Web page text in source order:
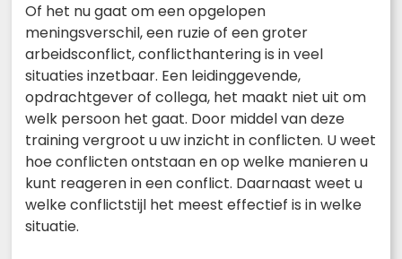
Of het nu gaat om een opgelopen
meningsverschil, een ruzie of een groter
arbeidsconflict, conflicthantering is in veel
situaties inzetbaar. Een leidinggevende,
opdrachtgever of collega, het maakt niet uit om
welk persoon het gaat. Door middel van deze
training vergroot u uw inzicht in conflicten. U weet
hoe conflicten ontstaan en op welke manieren u
kunt reageren in een conflict. Daarnaast weet u
welke conflictstijl het meest effectief is in welke
situatie.